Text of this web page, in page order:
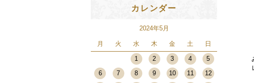
カレンダー
2024年5月
月 火 水 木 金 土 日
1 2 3 4
5
6
7 8 9 10 11
12